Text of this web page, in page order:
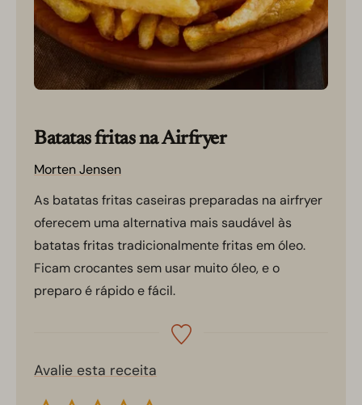
Batatas fritas na Airfryer
Morten Jensen
As batatas fritas caseiras preparadas na airfryer
oferecem uma alternativa mais saudável às
batatas fritas tradicionalmente fritas em óleo.
Ficam crocantes sem usar muito óleo, e o
preparo é rápido e fácil.
Avalie esta receita